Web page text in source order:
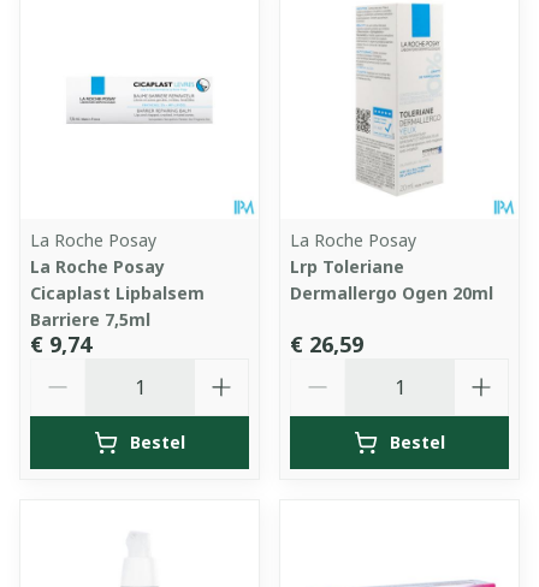
La Roche Posay
La Roche Posay
Cicaplast Lipbalsem
Barriere 7,5ml
€ 9,74
Bestel
La Roche Posay
Lrp Toleriane
Dermallergo Ogen 20ml
€ 26,59
Bestel